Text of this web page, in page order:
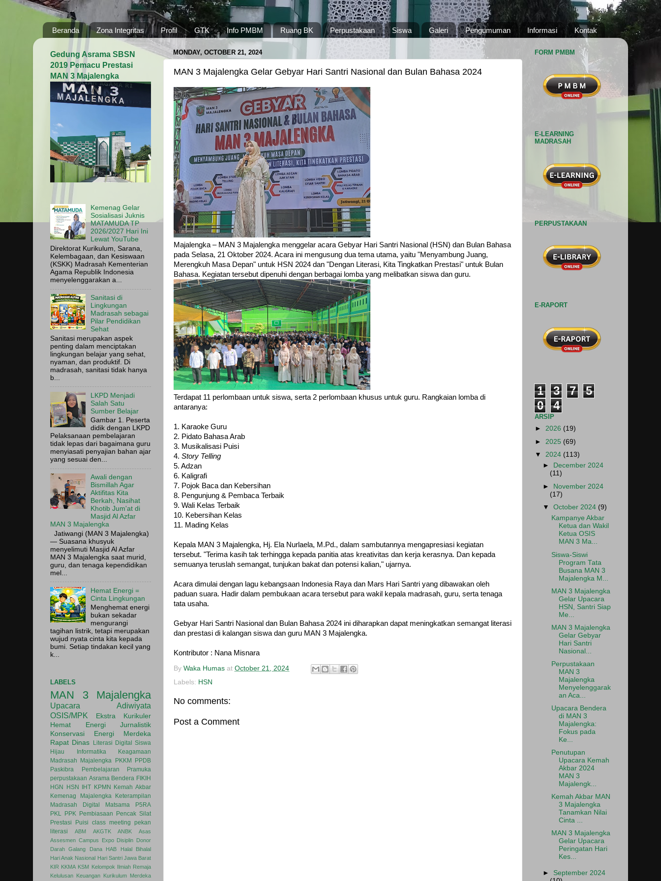
Beranda Zona Integritas Profil GTK Info PMBM Ruang BK Perpustakaan Siswa Galeri Pengumuman Informasi Kontak
MONDAY, OCTOBER 21, 2024
MAN 3 Majalengka Gelar Gebyar Hari Santri Nasional dan Bulan Bahasa 2024
Majalengka – MAN 3 Majalengka menggelar acara Gebyar Hari Santri Nasional (HSN) dan Bulan Bahasa
pada Selasa, 21 Oktober 2024. Acara ini mengusung dua tema utama, yaitu "Menyambung Juang,
Merengkuh Masa Depan" untuk HSN 2024 dan "Dengan Literasi, Kita Tingkatkan Prestasi" untuk Bulan
Bahasa. Kegiatan tersebut dipenuhi dengan berbagai lomba yang melibatkan siswa dan guru.
Terdapat 11 perlombaan untuk siswa, serta 2 perlombaan khusus untuk guru. Rangkaian lomba di
antaranya:
1. Karaoke Guru
2. Pidato Bahasa Arab
3. Musikalisasi Puisi
4. Story Telling
5. Adzan
6. Kaligrafi
7. Pojok Baca dan Kebersihan
8. Pengunjung & Pembaca Terbaik
9. Wali Kelas Terbaik
10. Kebersihan Kelas
11. Mading Kelas
Kepala MAN 3 Majalengka, Hj. Ela Nurlaela, M.Pd., dalam sambutannya mengapresiasi kegiatan
tersebut. "Terima kasih tak terhingga kepada panitia atas kreativitas dan kerja kerasnya. Dan kepada
semuanya teruslah semangat, tunjukan bakat dan potensi kalian," ujarnya.
Acara dimulai dengan lagu kebangsaan Indonesia Raya dan Mars Hari Santri yang dibawakan oleh
paduan suara. Hadir dalam pembukaan acara tersebut para wakil kepala madrasah, guru, serta tenaga
tata usaha.
Gebyar Hari Santri Nasional dan Bulan Bahasa 2024 ini diharapkan dapat meningkatkan semangat literasi
dan prestasi di kalangan siswa dan guru MAN 3 Majalengka.
Kontributor : Nana Misnara
By Waka Humas at October 21, 2024
Labels: HSN
No comments:
Post a Comment
Gedung Asrama SBSN
2019 Pemacu Prestasi
MAN 3 Majalengka
Kemenag Gelar
Sosialisasi Juknis
MATAMUDA TP
2026/2027 Hari Ini
Lewat YouTube
Direktorat Kurikulum, Sarana,
Kelembagaan, dan Kesiswaan
(KSKK) Madrasah Kementerian
Agama Republik Indonesia
menyelenggarakan a...
Sanitasi di
Lingkungan
Madrasah sebagai
Pilar Pendidikan
Sehat
Sanitasi merupakan aspek
penting dalam menciptakan
lingkungan belajar yang sehat,
nyaman, dan produktif. Di
madrasah, sanitasi tidak hanya
b...
LKPD Menjadi
Salah Satu
Sumber Belajar
Gambar 1. Peserta
didik dengan LKPD
Pelaksanaan pembelajaran
tidak lepas dari bagaimana guru
menyiasati penyajian bahan ajar
yang sesuai den...
Awali dengan
Bismillah Agar
Aktifitas Kita
Berkah, Nasihat
Khotib Jum'at di
Masjid Al Azfar
MAN 3 Majalengka
Jatiwangi (MAN 3 Majalengka)
— Suasana khusyuk
menyelimuti Masjid Al Azfar
MAN 3 Majalengka saat murid,
guru, dan tenaga kependidikan
mel...
Hemat Energi =
Cinta Lingkungan
Menghemat energi
bukan sekadar
mengurangi
tagihan listrik, tetapi merupakan
wujud nyata cinta kita kepada
bumi. Setiap tindakan kecil yang
k...
LABELS
MAN 3 Majalengka
Upacara
Adiwiyata
OSIS/MPK
Ekstra Kurikuler
Hemat Energi
Jurnalistik
Konservasi Energi
Merdeka
Rapat Dinas
Literasi Digital Siswa
Hijau
Informatika
Keagamaan
Madrasah
Majalengka PKKM
PPDB
Paskibra
Pembelajaran
Pramuka
perpustakaan Asrama Bendera FIKIH
HGN
HSN IHT KPMN
Kemah Akbar
Kemenag Majalengka
Keterampilan
Madrasah Digital
Matsama
P5RA
PKL PPK Pembiasaan
Pencak Silat
Prestasi
Puisi class meeting pekan
literasi
ABM AKGTK ANBK
Asas
Assesmen Campus Expo Disiplin
Donor
Darah
Galang Dana HAB
Halal Bihalal
Hari Anak Nasional
Hari Santri Jawa Barat
KIR KKMA KSM
Kelompok Ilmiah Remaja
Kelulusan
Keuangan
Kurikulum Merdeka
FORM PMBM
E-LEARNING
MADRASAH
PERPUSTAKAAN
E-RAPORT
1 3 7
5
0
4
ARSIP
► 2026 (19)
► 2025 (69)
▼ 2024 (113)
►
December 2024
(11)
► November 2024
(17)
▼October 2024 (9)
Kampanye Akbar
Ketua dan Wakil
Ketua OSIS
MAN 3 Ma...
Siswa-Siswi
Program Tata
Busana MAN 3
Majalengka M...
MAN 3 Majalengka
Gelar Upacara
HSN, Santri Siap
Me...
MAN 3 Majalengka
Gelar Gebyar
Hari Santri
Nasional...
Perpustakaan
MAN 3
Majalengka
Menyelenggarak
an Aca...
Upacara Bendera
di MAN 3
Majalengka:
Fokus pada
Ke...
Penutupan
Upacara Kemah
Akbar 2024
MAN 3
Majalengk...
Kemah Akbar MAN
3 Majalengka
Tanamkan Nilai
Cinta ...
MAN 3 Majalengka
Gelar Upacara
Peringatan Hari
Kes...
► September 2024